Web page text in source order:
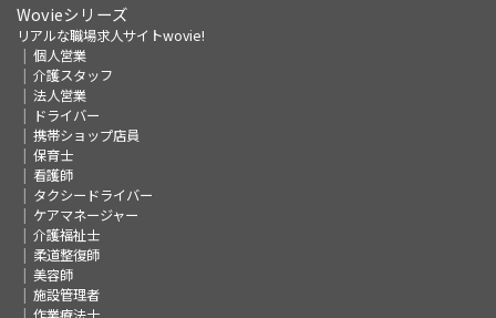
Wovieシリーズ
リアルな職場求人サイトwovie!
個人営業
介護スタッフ
法人営業
ドライバー
携帯ショップ店員
保育士
看護師
タクシードライバー
ケアマネージャー
介護福祉士
柔道整復師
美容師
施設管理者